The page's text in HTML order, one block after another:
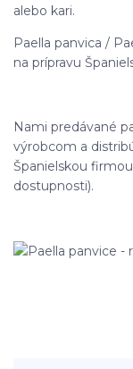
alebo kari.
Paella panvica /
na prípravu
Nami predávané
výrobcom a
Španielskou
dostupnosti).